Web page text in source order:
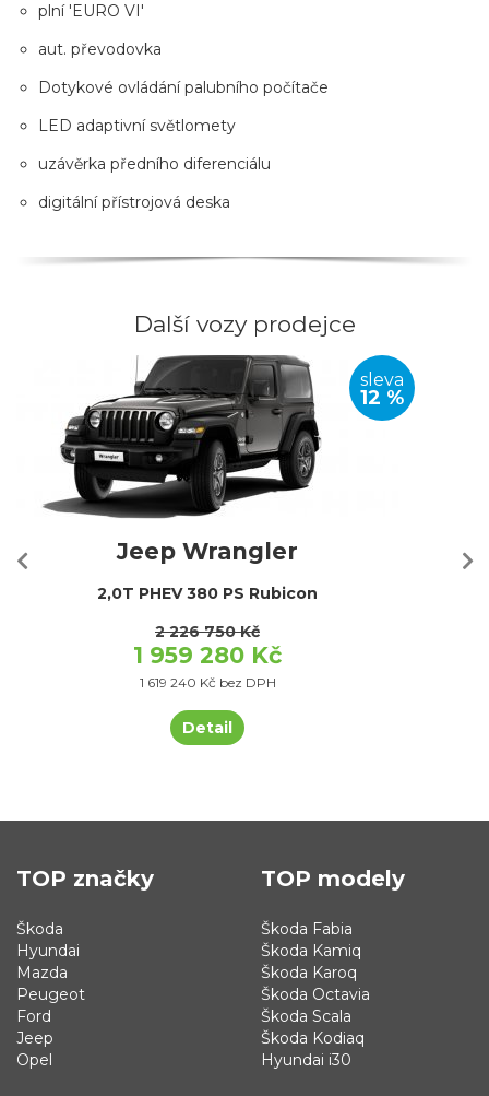
plní 'EURO VI'
aut. převodovka
Dotykové ovládání palubního počítače
LED adaptivní světlomety
uzávěrka předního diferenciálu
digitální přístrojová deska
Další vozy prodejce
sleva
12 %
Jeep Wrangler
2,0T PHEV 380 PS Rubicon
2 226 750 Kč
1 959 280 Kč
1 619 240 Kč bez DPH
Detail
TOP značky
Škoda
Hyundai
Mazda
Peugeot
Ford
Jeep
Opel
TOP modely
Škoda Fabia
Škoda Kamiq
Škoda Karoq
Škoda Octavia
Škoda Scala
Škoda Kodiaq
Hyundai i30